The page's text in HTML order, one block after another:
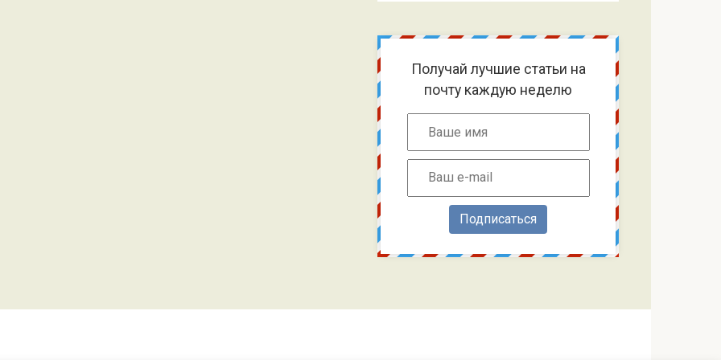
Получай лучшие статьи на
почту каждую неделю
Подписаться